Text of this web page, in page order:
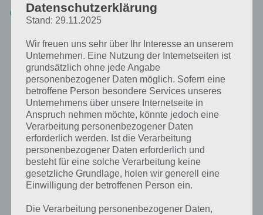
Zur Übersicht:4 Bilder 1 Wort Lösungen zu Clevere
Weltgeschichte im August 2024
Datenschutzerklärung
Stand: 29.11.2025
Wir freuen uns sehr über Ihr Interesse an unserem
Unternehmen. Eine Nutzung der Internetseiten ist
grundsätzlich ohne jede Angabe
personenbezogener Daten möglich. Sofern eine
betroffene Person besondere Services unseres
Unternehmens über unsere Internetseite in
Anspruch nehmen möchte, könnte jedoch eine
Verarbeitung personenbezogener Daten
erforderlich werden. Ist die Verarbeitung
personenbezogener Daten erforderlich und
besteht für eine solche Verarbeitung keine
gesetzliche Grundlage, holen wir generell eine
Einwilligung der betroffenen Person ein.
Die Verarbeitung personenbezogener Daten,